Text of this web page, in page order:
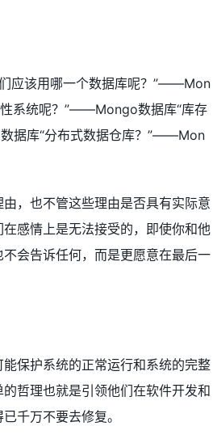
应该用哪一个数据库呢？”——Mon
系统呢？”——Mongo数据库“库存
据库“分布式数据仓库？”——Mon
，也不管这些理由是否具有实际意
感情上是无法接受的，即使你和他
会告诉任何，而是更愿意在最后一
保护系统的正常运行和系统的完整
哲理也就是引领他们在软件开发和
千万不要去修复。